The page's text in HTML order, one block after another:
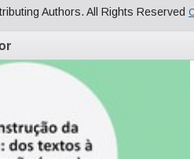
Authors. All Rights Reserved